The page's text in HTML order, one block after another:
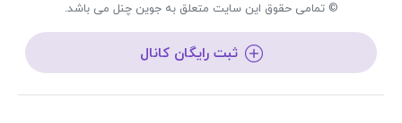
© تمامی حقوق این سایت متعلق به جوین چنل می باشد.
ثبت رایگان کانال